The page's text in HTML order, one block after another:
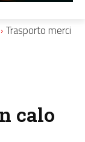
Trasporto merci
calo